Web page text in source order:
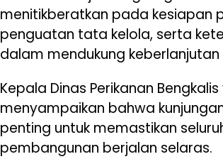
menitikberatkan pada kesiapan
penguatan tata kelola, serta
dalam mendukung
Kepala Dinas Perikanan
menyampaikan bahwa
penting untuk memastikan
pembangunan berjalan selaras.